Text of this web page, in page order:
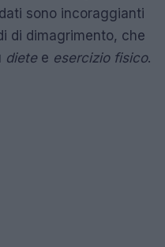
sono incoraggianti
di dimagrimento, che
dietee esercizio fisico.